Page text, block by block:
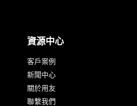
資源中心
客戶案例
新聞中心
關於用友
聯繫我們